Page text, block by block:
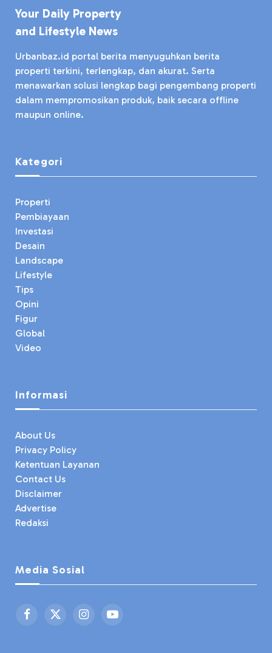
Your Daily Property
and Lifestyle News
Urbanbaz.id portal berita menyuguhkan berita
properti terkini, terlengkap, dan akurat. Serta
menawarkan solusi lengkap bagi pengembang properti
dalam mempromosikan produk, baik secara offline
maupun online.
Kategori
Properti
Pembiayaan
Investasi
Desain
Landscape
Lifestyle
Tips
Opini
Figur
Global
Video
Informasi
About Us
Privacy Policy
Ketentuan Layanan
Contact Us
Disclaimer
Advertise
Redaksi
Media Sosial
Facebook
X
InstagramYouTube